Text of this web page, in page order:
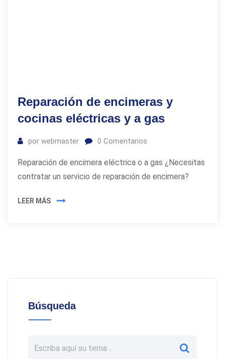
Reparación de encimeras y
cocinas eléctricas y a gas
por webmaster 0 Comentarios
Reparación de encimera eléctrica o a gas ¿Necesitas
contratar un servicio de reparación de encimera?
LEER MÁS
Búsqueda